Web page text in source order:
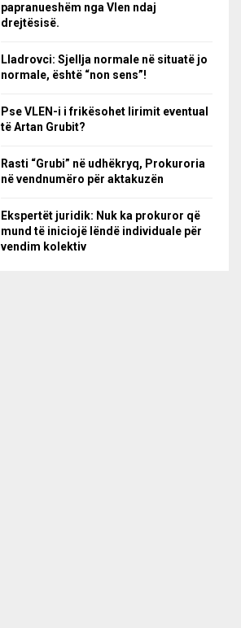
papranueshëm nga Vlen ndaj
drejtësisë.
Lladrovci: Sjellja normale në situatë jo
normale, është “non sens”!
Pse VLEN-i i frikësohet lirimit eventual
të Artan Grubit?
Rasti “Grubi” në udhëkryq, Prokuroria
në vendnumëro për aktakuzën
Ekspertët juridik: Nuk ka prokuror që
mund të iniciojë lëndë individuale për
vendim kolektiv